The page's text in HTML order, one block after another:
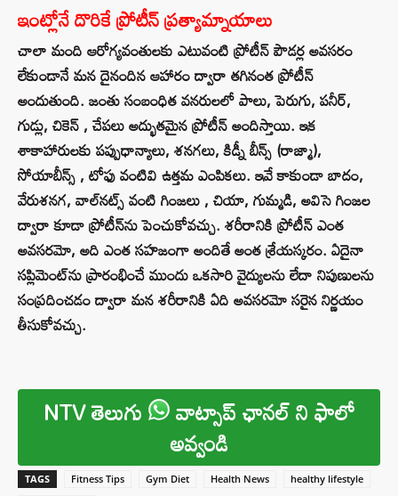
ఇంట్లోనే దొరికే ప్రోటీన్ ప్రత్యామ్నాయాలు
చాలా మంది ఆరోగ్యవంతులకు ఎటువంటి ప్రోటీన్ పౌడర్ల అవసరం
లేకుండానే మన దైనందిన ఆహారం ద్వారా తగినంత ప్రోటీన్
అందుతుంది. జంతు సంబంధిత వనరులలో పాలు, పెరుగు, పనీర్,
గుడ్లు, చికెన్ , చేపలు అద్భుతమైన ప్రోటీన్ అందిస్తాయి. ఇక
శాకాహారులకు పప్పుధాన్యాలు, శనగలు, కిడ్నీ బీన్స్ (రాజ్మా),
సోయాబీన్స్ , టోఫు వంటివి ఉత్తమ ఎంపికలు. ఇవే కాకుండా బాదం,
వేరుశనగ, వాల్‌నట్స్ వంటి గింజలు , చియా, గుమ్మడి, అవిసె గింజల
ద్వారా కూడా ప్రోటీన్‌ను పెంచుకోవచ్చు. శరీరానికి ప్రోటీన్ ఎంత
అవసరమో, అది ఎంత సహజంగా అందితే అంత శ్రేయస్కరం. ఏదైనా
సప్లిమెంట్‌ను ప్రారంభించే ముందు ఒకసారి వైద్యులను లేదా నిపుణులను
సంప్రదించడం ద్వారా మన శరీరానికి ఏది అవసరమో సరైన నిర్ణయం
తీసుకోవచ్చు.
NTV తెలుగు వాట్సాప్ ఛానల్ ని ఫాలో
అవ్వండి
TAGS Fitness Tips Gym Diet Health News
healthy lifestyle